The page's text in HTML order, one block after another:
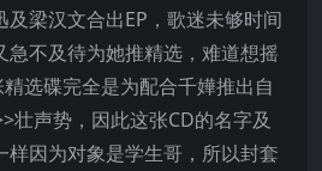
梁汉文合出EP，歌迷未够时间
急不及待为她推精选，难道想摇
选碟完全是为配合千嬅推出自
壮声势，因此这张CD的名字及
样因为对象是学生哥，所以封套